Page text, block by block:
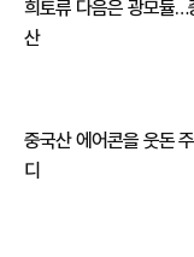
희토류 다음은 광모듈…
산
중국산 에어콘을 웃돈
디